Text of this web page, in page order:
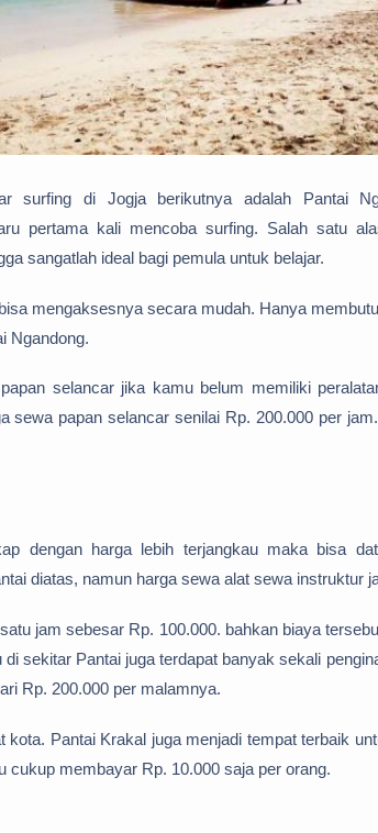
surfing di Jogja berikutnya adalah Pantai
pertama kali mencoba surfing. Salah satu
sangatlah ideal bagi pemula untuk belajar.
mengaksesnya secara mudah. Hanya
Ngandong.
selancar jika kamu belum memiliki
sewa papan selancar senilai Rp. 200.000 per
dengan harga lebih terjangkau maka bisa
diatas, namun harga sewa alat sewa instruktur
jam sebesar Rp. 100.000. bahkan biaya
sekitar Pantai juga terdapat banyak sekali
Rp. 200.000 per malamnya.
Pantai Krakal juga menjadi tempat terbaik
membayar Rp. 10.000 saja per orang.